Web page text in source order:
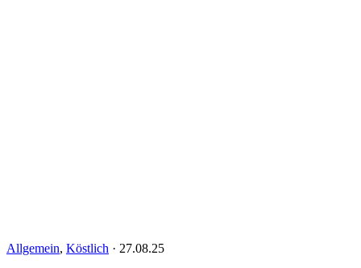
Allgemein, Köstlich · 27.08.25